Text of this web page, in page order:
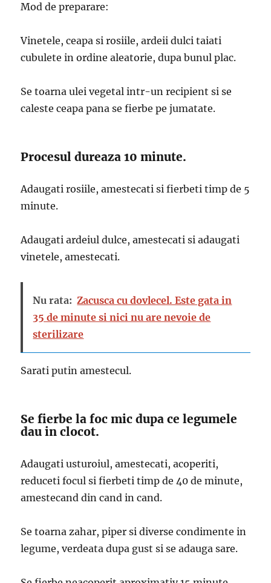
Mod de preparare:
Vinetele, ceapa si rosiile, ardeii dulci taiati
cubulete in ordine aleatorie, dupa bunul plac.
Se toarna ulei vegetal intr-un recipient si se
caleste ceapa pana se fierbe pe jumatate.
Procesul dureaza 10 minute.
Adaugati rosiile, amestecati si fierbeti timp de 5
minute.
Adaugati ardeiul dulce, amestecati si adaugati
vinetele, amestecati.
Nu rata: Zacusca cu dovlecel. Este gata in
35 de minute si nici nu are nevoie de
sterilizare
Sarati putin amestecul.
Se fierbe la foc mic dupa ce legumele
dau in clocot.
Adaugati usturoiul, amestecati, acoperiti,
reduceti focul si fierbeti timp de 40 de minute,
amestecand din cand in cand.
Se toarna zahar, piper si diverse condimente in
legume, verdeata dupa gust si se adauga sare.